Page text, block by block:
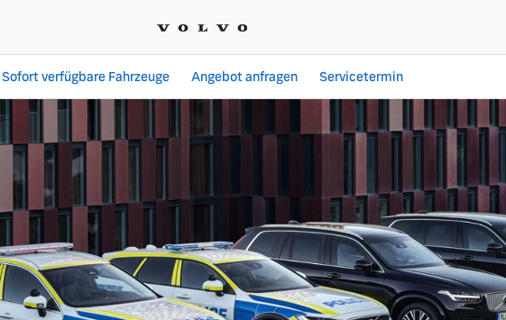
Stefan Geisser GmbH
Sofort verfügbare Fahrzeuge Angebot anfragen Servicetermin